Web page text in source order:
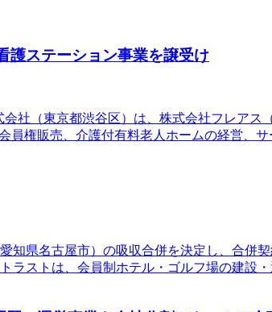
護ステーション事業を譲受け
社（東京都渋谷区）は、株式会社フレア
権販売、介護付有料老人ホームの経営、
知県名古屋市）の吸収合併を決定し、合併
ラストは、会員制ホテル・ゴルフ場の建設